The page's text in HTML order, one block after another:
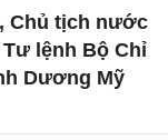
Chủ tịch nước
lệnh Bộ Chỉ
Dương Mỹ